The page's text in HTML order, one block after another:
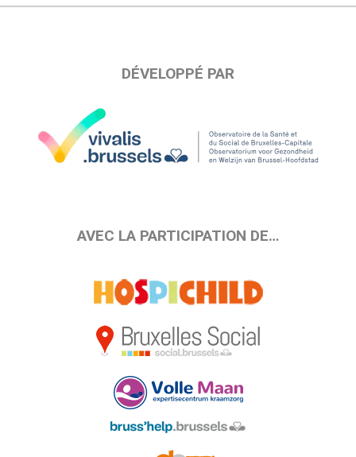
DÉVELOPPÉ PAR
AVEC LA PARTICIPATION DE…